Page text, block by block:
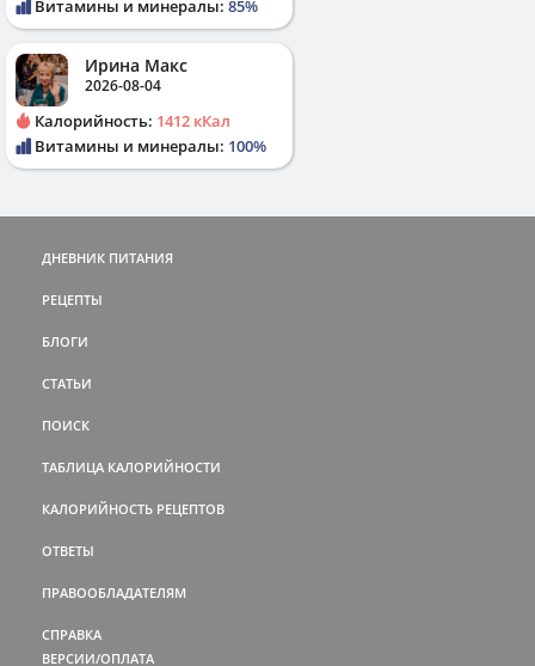
Витамины и минералы: 85%
Ирина Макс
2026-08-04
Калорийность: 1412 кКал
Витамины и минералы: 100%
ДНЕВНИК ПИТАНИЯ
РЕЦЕПТЫ
БЛОГИ
СТАТЬИ
ПОИСК
ТАБЛИЦА КАЛОРИЙНОСТИ
КАЛОРИЙНОСТЬ РЕЦЕПТОВ
ОТВЕТЫ
ПРАВООБЛАДАТЕЛЯМ
СПРАВКА
ВЕРСИИ/ОПЛАТА